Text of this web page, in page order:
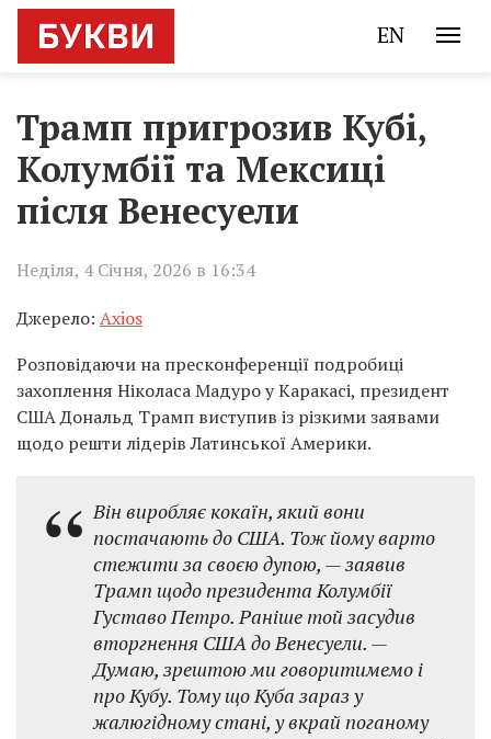
EN
Трамп пригрозив Кубі,
Колумбії та Мексиці
після Венесуели
Неділя, 4 Січня, 2026 в 16:34
Джерело: Axios
Розповідаючи на пресконференції подробиці
захоплення Ніколаса Мадуро у Каракасі, президент
США Дональд Трамп виступив із різкими заявами
щодо решти лідерів Латинської Америки.
Він виробляє кокаїн, який вони
постачають до США. Тож йому варто
стежити за своєю дупою, — заявив
Трамп щодо президента Колумбії
Густаво Петро. Раніше той засудив
вторгнення США до Венесуели. —
Думаю, зрештою ми говоритимемо і
про Кубу. Тому що Куба зараз у
жалюгідному стані, у вкрай поганому